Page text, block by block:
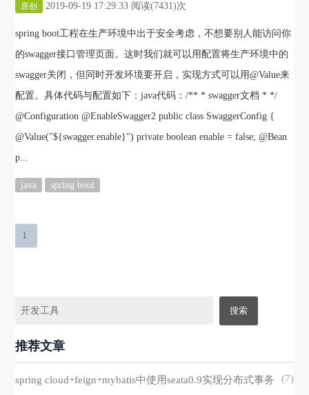
原创 2019-09-19 17:29:33 阅读(7431)次
spring boot工程在生产环境中出于安全考虑，不想要别人能访问你
的swagger接口管理页面。这时我们就可以用配置将生产环境中的
swagger关闭，但同时开发环境要开启，实现方式可以用@Value来
配置。具体代码与配置如下：java代码：/** * swagger文档 * */
@Configuration @EnableSwagger2 public class SwaggerConfig {
@Value("${swagger.enable}") private boolean enable = false; @Bean
p...
java spring boot
1
推荐文章
spring cloud+feign+mybatis中使用seata0.9实现分布式事务 (7)